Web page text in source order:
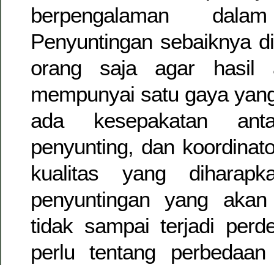
berpengalaman
Penyuntingan sebaiknya
orang saja agar hasil
mempunyai satu gaya
ada kesepakatan
penyunting, dan
kualitas yang
penyuntingan yang
tidak sampai terjadi
perlu tentang